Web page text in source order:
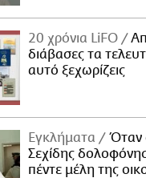
20 χρόνια LiFO
διάβασες τα
αυτό ξεχωρίζεις
Εγκλήματα
Όταν
Σεχίδης
πέντε μέλη της